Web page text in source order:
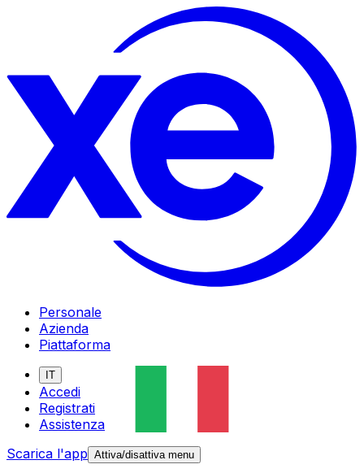
Personale
Azienda
Piattaforma
IT
Accedi
Registrati
Assistenza
Scarica l'app Attiva/disattiva menu